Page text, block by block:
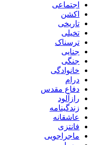
اجتماعی
اکشن
تاریخی
تخیلی
ترسناک
جنایی
جنگی
خانوادگی
درام
دفاع مقدس
رازآلود
زندگینامه
عاشقانه
فانتزی
ماجراجویی